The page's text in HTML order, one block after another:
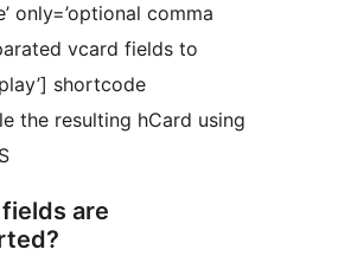
only=’optional comma
vcard fields to
shortcode
the resulting hCard using
are